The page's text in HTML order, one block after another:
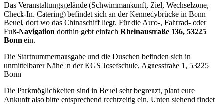
Das Veranstaltungsgelände (Schwimmankunft, Ziel, Wechselzone,
Check-In, Catering) befindet sich an der Kennedybrücke in Bonn
Beuel, dort wo das Chinaschiff liegt. Für die Auto-, Fahrrad- oder
Fuß-Navigation dorthin gebt einfach Rheinaustraße 136, 53225
Bonn ein.
Die Startnummernausgabe und die Duschen befinden sich in
unmittelbarer Nähe in der KGS Josefschule, Agnesstraße 1, 53225
Bonn.
Die Parkmöglichkeiten sind in Beuel sehr begrenzt, plant eure
Ankunft also bitte entsprechend rechtzeitig ein. Unten stehend findet